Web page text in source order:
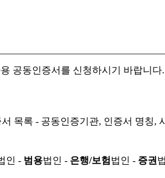
공동인증서를 신청하시기 바랍니다.
목록 - 공동인증기관, 인증서 명칭,
인 - 범용법인 - 은행/보험 법인 - 증권